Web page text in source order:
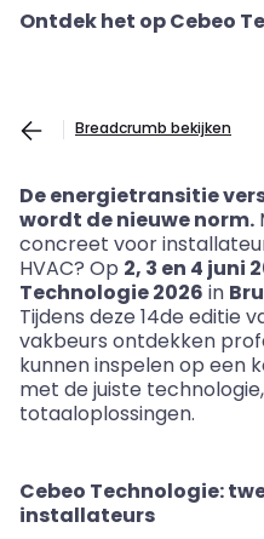
Ontdek het op Cebeo
Breadcrumb bekijken
De energietransitie
wordt de nieuwe norm.
concreet voor
HVAC? Op 2, 3 en 4 juni
Technologie 2026 in
Tijdens deze 14de editie
vakbeurs ontdekken
kunnen inspelen op een
met de juiste
totaaloplossingen.
Cebeo Technologie:
installateurs